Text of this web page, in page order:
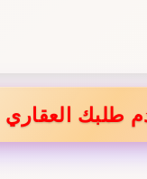
طلبك العقاري